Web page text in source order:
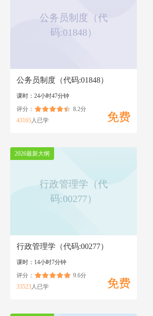
公务员制度（代
码:01848）
公务员制度（代码:01848）
课时：24小时47分钟
免费
评分：
8.2分
43165人已学
2026最新大纲
行政管理学（代
码:00277）
行政管理学（代码:00277）
课时：14小时7分钟
免费
评分：
9.6分
33523人已学